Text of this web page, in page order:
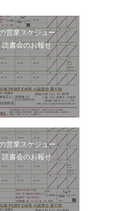
営業スケジュー
読書会のお報せ
営業スケジュー
読書会のお報せ